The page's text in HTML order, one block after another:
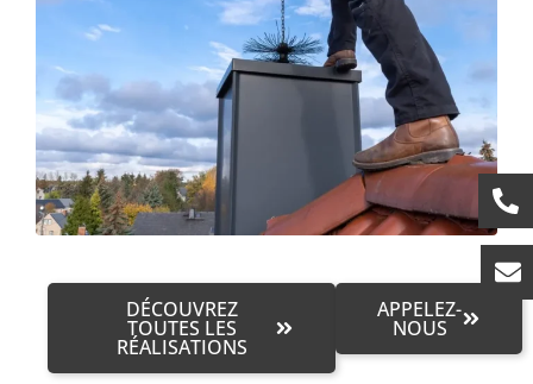
DÉCOUVREZ
TOUTES LES
RÉALISATIONS
APPELEZ-
NOUS